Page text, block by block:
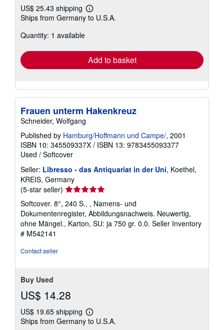
US$ 25.43 shipping
Learn
more
Ships from Germany to U.S.A.
Quantity: 1 available
Add to basket
Frauen unterm Hakenkreuz
Schneider, Wolfgang
Published by Hamburg/Hoffmann und Campe/, 2001
ISBN 10: 345509337X / ISBN 13: 9783455093377
Used / Softcover
Seller: Libresso - das Antiquariat in der Uni, Koethel,
KREIS, Germany
(5-star seller) Seller
rating
5
out
of
Softcover. 8°, 240 S., , Namens- und
Dokumentenregister, Abbildungsnachweis. Neuwertig,
ohne Mängel., Karton, SU: ja 750 gr. 0.0. Seller Inventory
# M542141
Contact seller
Buy Used
US$ 14.28
US$ 19.65 shipping
Learn
more
Ships from Germany to U.S.A.